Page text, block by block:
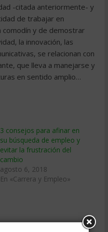
3 consejos para afinar en
su búsqueda de empleo y
evitar la frustración del
cambio
agosto 6, 2018
En «Carrera y Empleo»